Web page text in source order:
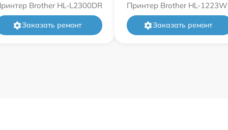
Brother HL-L2300DR
Заказать ремонт
Принтер Brother HL-
Заказать ремонт